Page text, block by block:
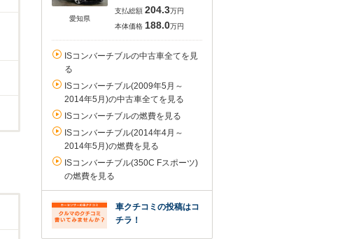
愛知県
支払総額 204.3万円
本体価格 188.0万円
ISコンバーチブルの中古車全てを見
る
ISコンバーチブル(2009年5月～
2014年5月)の中古車全てを見る
ISコンバーチブルの燃費を見る
ISコンバーチブル(2014年4月～
2014年5月)の燃費を見る
ISコンバーチブル(350C Fスポーツ)
の燃費を見る
車クチコミの投稿はコ
チラ！